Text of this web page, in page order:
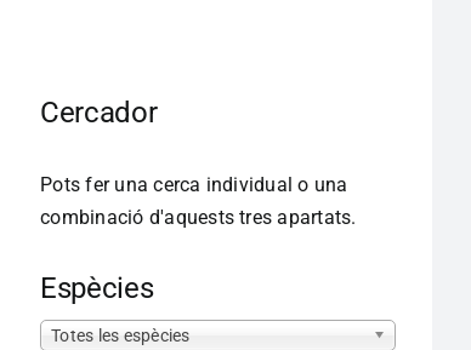
Cercador
Pots fer una cerca individual o una
combinació d'aquests tres apartats.
Espècies
Totes les espècies